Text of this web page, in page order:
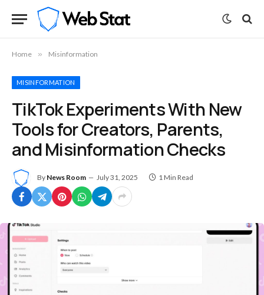
Home » Misinformation
MISINFORMATION
TikTok Experiments With New
Tools for Creators, Parents,
and Misinformation Checks
By News Room July 31, 2025 1 Min Read